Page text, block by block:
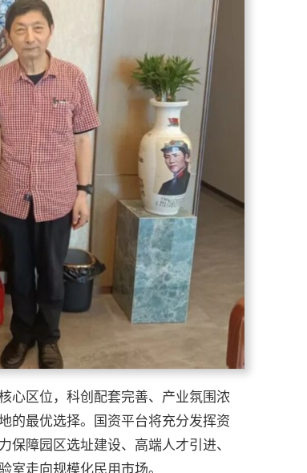
心区位，科创配套完善、产业氛围浓
的最优选择。国资平台将充分发挥资
障园区选址建设、高端人才引进、
室走向规模化民用市场。